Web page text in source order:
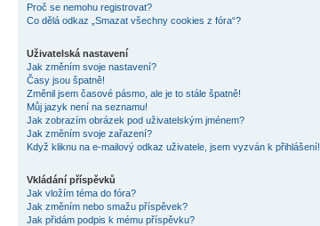
Proč se nemohu registrovat?
Co dělá odkaz „Smazat všechny cookies z fóra“?
Uživatelská nastavení
Jak změním svoje nastavení?
Časy jsou špatně!
Změnil jsem časové pásmo, ale je to stále špatně!
Můj jazyk není na seznamu!
Jak zobrazím obrázek pod uživatelským jménem?
Jak změním svoje zařazení?
Když kliknu na e-mailový odkaz uživatele, jsem vyzván k přihlášení!
Vkládání příspěvků
Jak vložím téma do fóra?
Jak změním nebo smažu příspěvek?
Jak přidám podpis k mému příspěvku?